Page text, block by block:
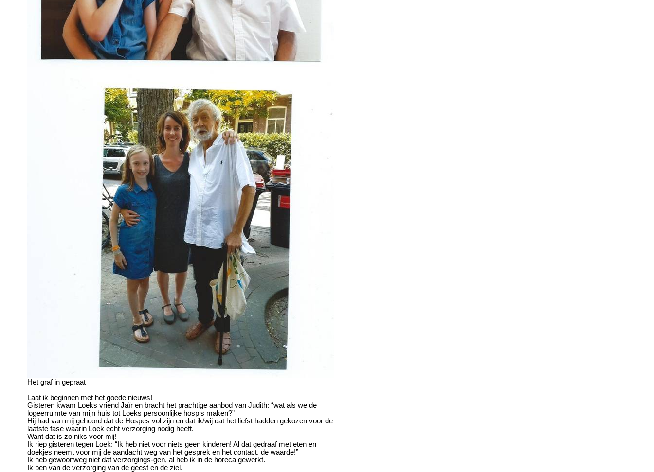
Het graf in gepraat
Laat ik beginnen met het goede nieuws!
Gisteren kwam Loeks vriend Jaïr en bracht het prachtige aanbod van Judith: “wat als we de
logeerruimte van mijn huis tot Loeks persoonlijke hospis maken?”
Hij had van mij gehoord dat de Hospes vol zijn en dat ik/wij dat het liefst hadden gekozen voor de
laatste fase waarin Loek echt verzorging nodig heeft.
Want dat is zo niks voor mij!
Ik riep gisteren tegen Loek: “Ik heb niet voor niets geen kinderen! Al dat gedraaf met eten en
doekjes neemt voor mij de aandacht weg van het gesprek en het contact, de waarde!”
Ik heb gewoonweg niet dat verzorgings-gen, al heb ik in de horeca gewerkt.
Ik ben van de verzorging van de geest en de ziel.